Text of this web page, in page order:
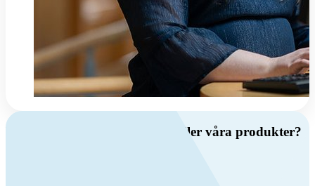
Har du frågor om ventilation eller våra produkter?